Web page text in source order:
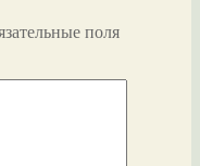
поля